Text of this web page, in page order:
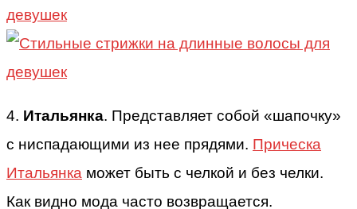
4. Итальянка. Представляет собой «шапочку»
с ниспадающими из нее прядями. Прическа
Итальянка может быть с челкой и без челки.
Как видно мода часто возвращается.